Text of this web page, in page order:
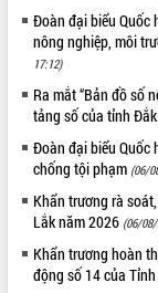
Đoàn đại biểu Quốc
nông nghiệp, môi
17:12)
Ra mắt “Bản đồ số
tảng số của tỉnh Đắk
Đoàn đại biểu Quốc
chống tội phạm (06/
Khẩn trương rà
Lắk năm 2026 (06/
Khẩn trương hoàn
động số 14 của